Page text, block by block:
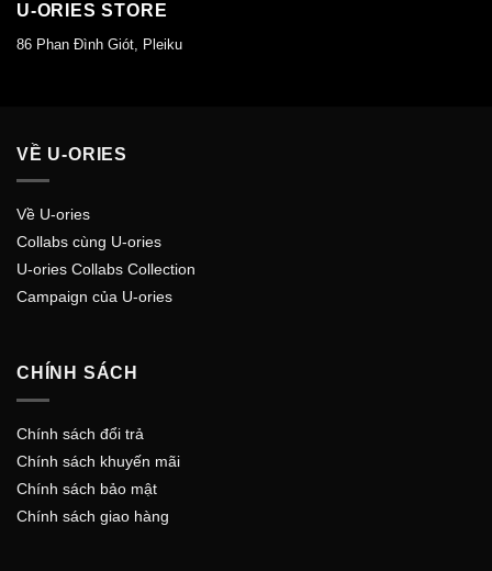
U-ORIES STORE
86 Phan Đình Giót, Pleiku
VỀ U-ORIES
Về U-ories
Collabs cùng U-ories
U-ories Collabs Collection
Campaign của U-ories
CHÍNH SÁCH
Chính sách đổi trả
Chính sách khuyến mãi
Chính sách bảo mật
Chính sách giao hàng